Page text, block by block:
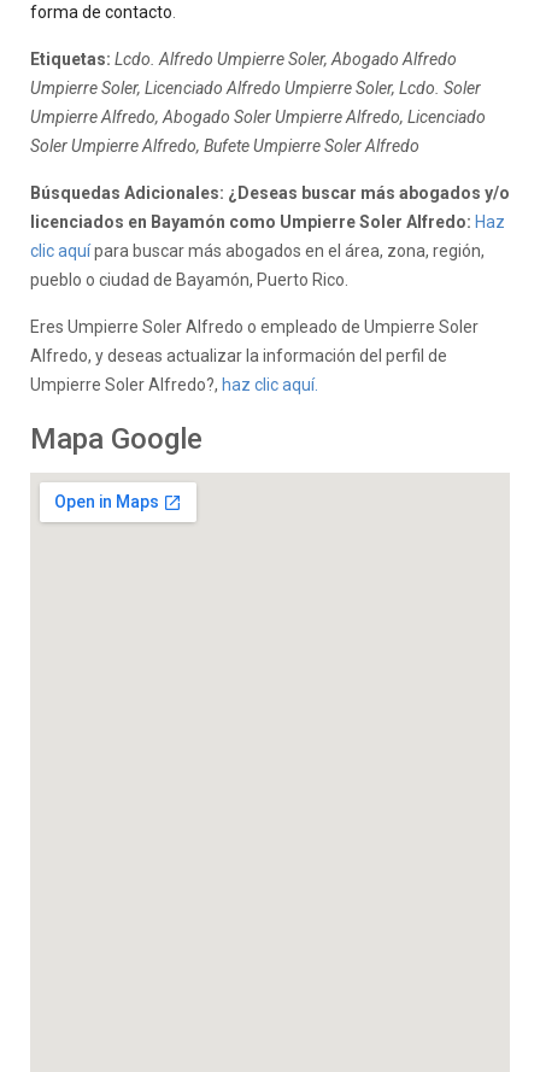
forma de contacto
Etiquetas: Lcdo. Alfredo Umpierre Soler, Abogado Alfredo
Umpierre Soler, Licenciado Alfredo Umpierre Soler, Lcdo. Soler
Umpierre Alfredo, Abogado Soler Umpierre Alfredo, Licenciado
Soler Umpierre Alfredo, Bufete Umpierre Soler Alfredo
Búsquedas Adicionales: ¿Deseas buscar más abogados y/o
licenciados en Bayamón como Umpierre Soler Alfredo: Haz
clic aquípara buscar más abogados en el área, zona, región,
pueblo o ciudad de Bayamón, Puerto Rico.
Eres Umpierre Soler Alfredo o empleado de Umpierre Soler
Alfredo, y deseas actualizar la información del perfil de
Umpierre Soler Alfredo?, haz clic aquí.
Mapa Google